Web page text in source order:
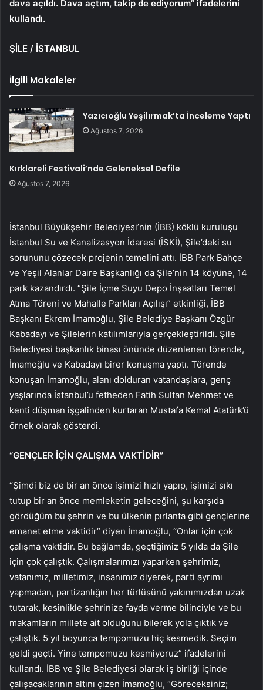
dava açıldı. Dava açtım, takip de ediyorum” ifadelerini
kullandı.
ŞİLE / İSTANBUL
İlgili Makaleler
Yazıcıoğlu Yeşilırmak’ta İnceleme Yaptı
Ağustos 7, 2026
Kırklareli Festivali’nde Geleneksel Defile
Ağustos 7, 2026
İstanbul Büyükşehir Belediyesi’nin (İBB) köklü kuruluşu
İstanbul Su ve Kanalizasyon İdaresi (İSKİ), Şile’deki su
sorununu çözecek projenin temelini attı. İBB Park Bahçe
ve Yeşil Alanlar Daire Başkanlığı da Şile’nin 14 köyüne, 14
park kazandırdı. “Şile İçme Suyu Depo İnşaatları Temel
Atma Töreni ve Mahalle Parkları Açılışı” etkinliği, İBB
Başkanı Ekrem İmamoğlu, Şile Belediye Başkanı Özgür
Kabadayı ve Şilelerin katılımlarıyla gerçekleştirildi. Şile
Belediyesi başkanlık binası önünde düzenlenen törende,
İmamoğlu ve Kabadayı birer konuşma yaptı. Törende
konuşan İmamoğlu, alanı dolduran vatandaşlara, genç
yaşlarında İstanbul’u fetheden Fatih Sultan Mehmet ve
kenti düşman işgalinden kurtaran Mustafa Kemal Atatürk’ü
örnek olarak gösterdi.
“GENÇLER İÇİN ÇALIŞMA VAKTİDİR”
“Şimdi biz de bir an önce işimizi hızlı yapıp, işimizi sıkı
tutup bir an önce memleketin geleceğini, şu karşıda
gördüğüm bu şehrin ve bu ülkenin pırlanta gibi gençlerine
emanet etme vaktidir” diyen İmamoğlu, “Onlar için çok
çalışma vaktidir. Bu bağlamda, geçtiğimiz 5 yılda da Şile
için çok çalıştık. Çalışmalarımızı yaparken şehrimiz,
vatanımız, milletimiz, insanımız diyerek, parti ayrımı
yapmadan, partizanlığın her türlüsünü yakınımızdan uzak
tutarak, kesinlikle şehrinize fayda verme bilinciyle ve bu
makamların millete ait olduğunu bilerek yola çıktık ve
çalıştık. 5 yıl boyunca tempomuzu hiç kesmedik. Seçim
geldi geçti. Yine tempomuzu kesmiyoruz” ifadelerini
kullandı. İBB ve Şile Belediyesi olarak iş birliği içinde
çalışacaklarının altını çizen İmamoğlu, “Göreceksiniz;